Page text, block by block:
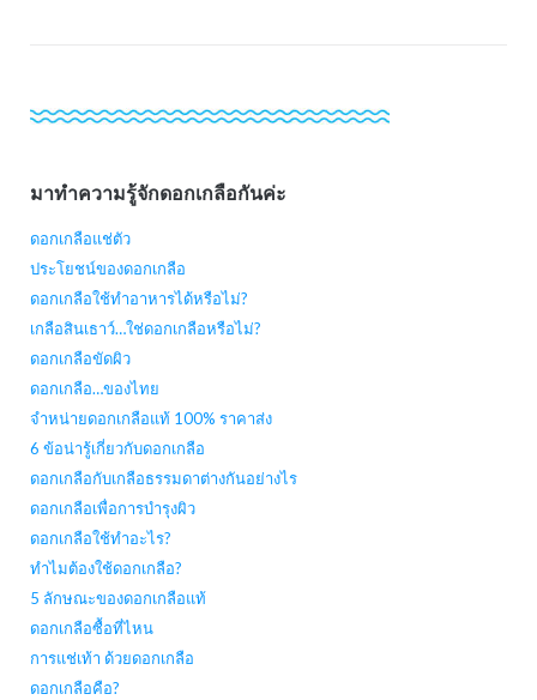
มาทำความรู้จักดอกเกลือกันค่ะ
ดอกเกลือแช่ตัว
ประโยชน์ของดอกเกลือ
ดอกเกลือใช้ทำอาหารได้หรือไม่?
เกลือสินเธาว์…ใช่ดอกเกลือหรือไม่?
ดอกเกลือขัดผิว
ดอกเกลือ…ของไทย
จำหน่ายดอกเกลือแท้ 100% ราคาส่ง
6 ข้อน่ารู้เกี่ยวกับดอกเกลือ
ดอกเกลือกับเกลือธรรมดาต่างกันอย่างไร
ดอกเกลือเพื่อการบำรุงผิว
ดอกเกลือใช้ทำอะไร?
ทำไมต้องใช้ดอกเกลือ?
5 ลักษณะของดอกเกลือแท้
ดอกเกลือซื้อที่ไหน
การแช่เท้า ด้วยดอกเกลือ
ดอกเกลือคือ?